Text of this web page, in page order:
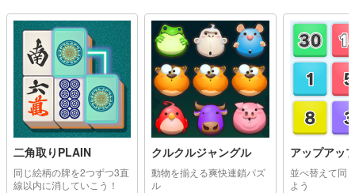
二角取りPLAIN
同じ絵柄の牌を2つずつ3直
線以内に消していこう！
クルクルジャングル
動物を揃える爽快連鎖パズ
ル
アップアッ
並べ替えて同
よう